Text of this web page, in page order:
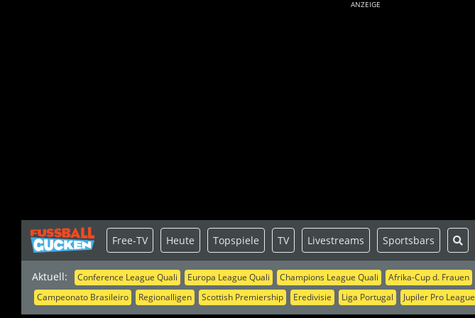
ANZEIGE
Aktuell: Conference League Quali Europa League Quali Champions League Quali Afrika-Cup d. Frauen
Campeonato Brasileiro
Regionalligen Scottish Premiership Eredivisie Liga Portugal Jupiler Pro League
Free-TV Heute Topspiele TV Livestreams Sportsbars